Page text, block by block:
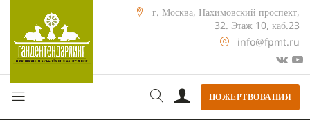
г. Москва, Нахимовский проспект,
32. Этаж 10, каб.23
info@fpmt.ru
ПОЖЕРТВОВАНИЯ